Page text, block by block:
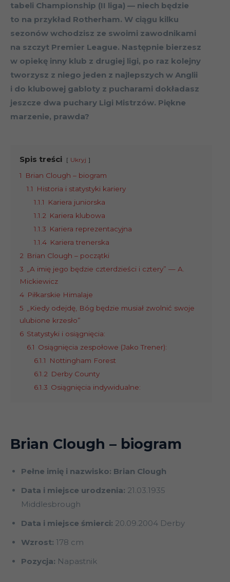
tabeli Championship (II liga) — niech będzie
to na przykład Rotherham. W ciągu kilku
sezonów wchodzisz ze swoimi zawodnikami
na szczyt Premier League. Następnie bierzesz
w opiekę inny klub z drugiej ligi, po raz kolejny
tworzysz z niego jeden z najlepszych w Anglii
i do klubowej gabloty z pucharami dokładasz
jeszcze dwa puchary Ligi Mistrzów. Piękne
marzenie, prawda?
Spis treści Ukryj
1
Brian Clough – biogram
1.1
Historia i statystyki kariery
1.1.1
Kariera juniorska
1.1.2 Kariera klubowa
1.1.3 Kariera reprezentacyjna
1.1.4 Kariera trenerska
2 Brian Clough – początki
3
„A imię jego będzie czterdzieści i cztery” — A.
Mickiewicz
4 Piłkarskie Himalaje
5
„Kiedy odejdę, Bóg będzie musiał zwolnić swoje
ulubione krzesło”
6 Statystyki i osiągnięcia:
6.1 Osiągnięcia zespołowe (Jako Trener):
6.1.1
Nottingham Forest
6.1.2 Derby County
6.1.3 Osiągnięcia indywidualne:
Brian Clough – biogram
Pełne imię i nazwisko: Brian Clough
Data i miejsce urodzenia: 21.03.1935
Middlesbrough
Data i miejsce śmierci: 20.09.2004 Derby
Wzrost: 178 cm
Pozycja: Napastnik